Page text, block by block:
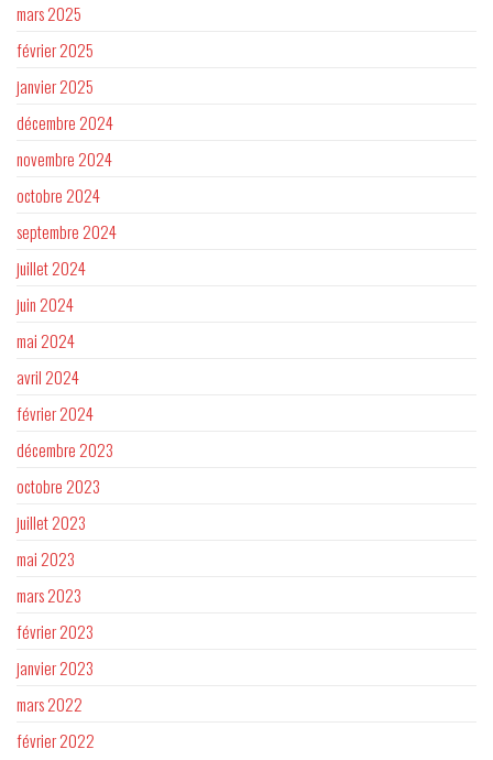
mars 2025
février 2025
janvier 2025
décembre 2024
novembre 2024
octobre 2024
septembre 2024
juillet 2024
juin 2024
mai 2024
avril 2024
février 2024
décembre 2023
octobre 2023
juillet 2023
mai 2023
mars 2023
février 2023
janvier 2023
mars 2022
février 2022